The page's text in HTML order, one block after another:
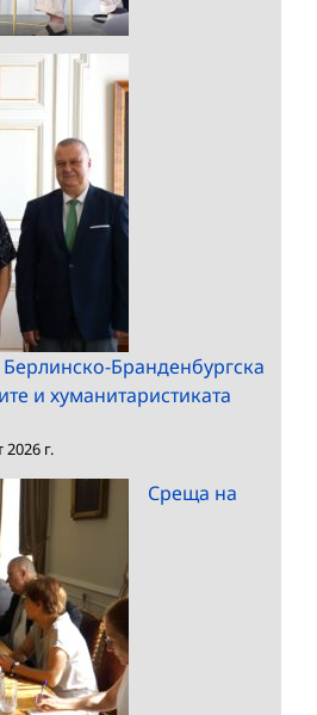
Бранденбургска
и хуманитаристиката
2026 г.
Среща на